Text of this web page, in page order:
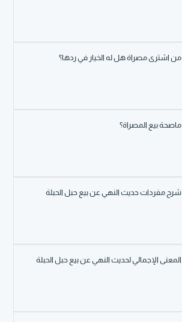
من اشترى مصراة هل له الخيار في ردها؟
ماصحة بيع المصراة؟
شرح مفردات حديث النهي عن بيع حبل الحبلة
المعنى الإجمالي لحديث النهي عن بيع حبل الحبلة